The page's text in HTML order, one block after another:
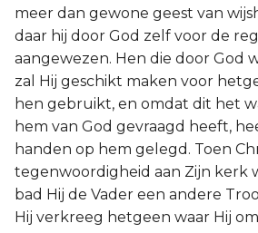
meer dan gewone geest van
daar hij door God zelf voor de
aangewezen. Hen die door God
zal Hij geschikt maken voor
hen gebruikt, en omdat dit het
hem van God gevraagd heeft,
handen op hem gelegd. Toen
tegenwoordigheid aan Zijn kerk
bad Hij de Vader een andere
Hij verkreeg hetgeen waar Hij